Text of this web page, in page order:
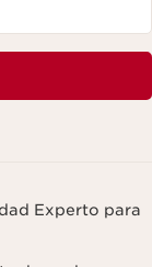
Experto para